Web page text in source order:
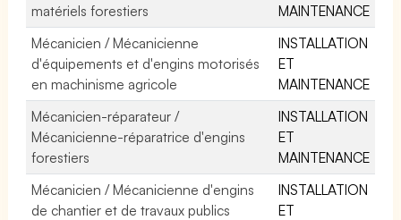
matériels forestiers
MAINTENANCE
Mécanicien / Mécanicienne
d'équipements et d'engins motorisés
en machinisme agricole
INSTALLATION
ET
MAINTENANCE
Mécanicien-réparateur /
Mécanicienne-réparatrice d'engins
forestiers
INSTALLATION
ET
MAINTENANCE
Mécanicien / Mécanicienne d'engins
de chantier et de travaux publics
INSTALLATION
ET